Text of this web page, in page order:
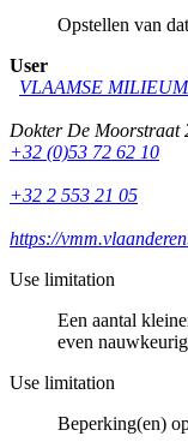
Opstellen van
User
VLAAMSE
Dokter De Moorstraat
+32 (0)53 72 62 10
+32 2 553 21 05
https://
Use limitation
Een aantal
even
Use limitation
Beperking(en)